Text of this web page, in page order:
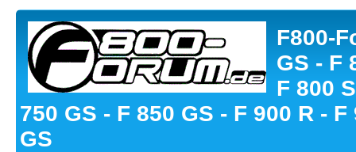
F800-
GS - F
F 800
750 GS - F 850 GS - F 900 R - F
GS